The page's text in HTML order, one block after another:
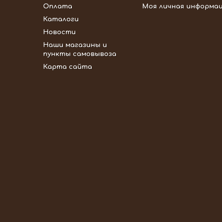
Оплата
Каталоги
Новости
Наши магазины и
пункты самовывоза
Карта сайта
Моя личная